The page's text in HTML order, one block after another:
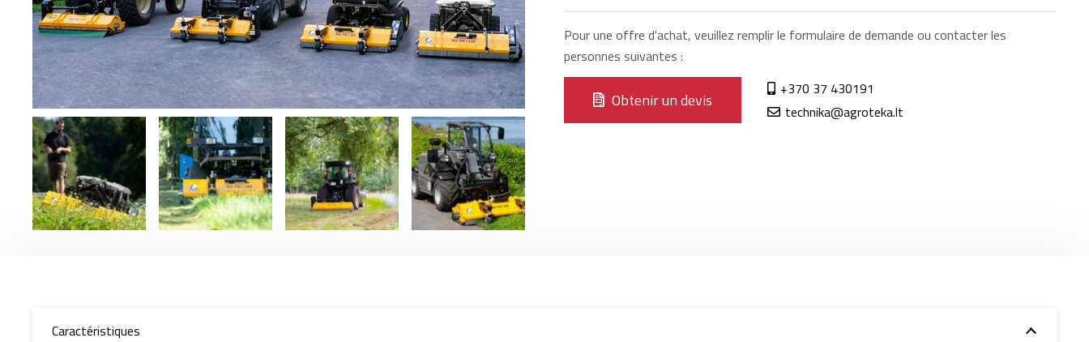
Pour une offre d'achat, veuillez remplir le formulaire de demande ou contacter les
personnes suivantes :
Obtenir un devis
+370 37 430191
technika@agroteka.lt
Caractéristiques